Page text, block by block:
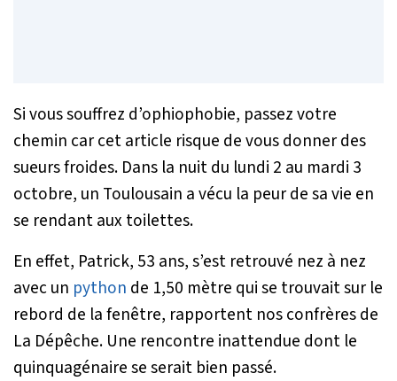
Si vous souffrez d’ophiophobie, passez votre
chemin car cet article risque de vous donner des
sueurs froides. Dans la nuit du lundi 2 au mardi 3
octobre, un Toulousain a vécu la peur de sa vie en
se rendant aux toilettes.
En effet, Patrick, 53 ans, s’est retrouvé nez à nez
avec un python de 1,50 mètre qui se trouvait sur le
rebord de la fenêtre, rapportent nos confrères de
La Dépêche. Une rencontre inattendue dont le
quinquagénaire se serait bien passé.